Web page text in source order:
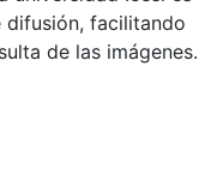
difusión, facilitando
de las imágenes.